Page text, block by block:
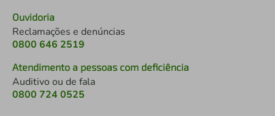
Ouvidoria
Reclamações e denúncias
0800 646 2519
Atendimento a pessoas com deficiência
Auditivo ou de fala
0800 724 0525